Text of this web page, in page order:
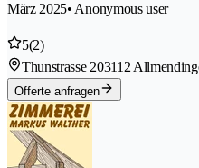
März 2025• Anonymous user
5(2)
Thunstrasse 203112
Offerte anfragen